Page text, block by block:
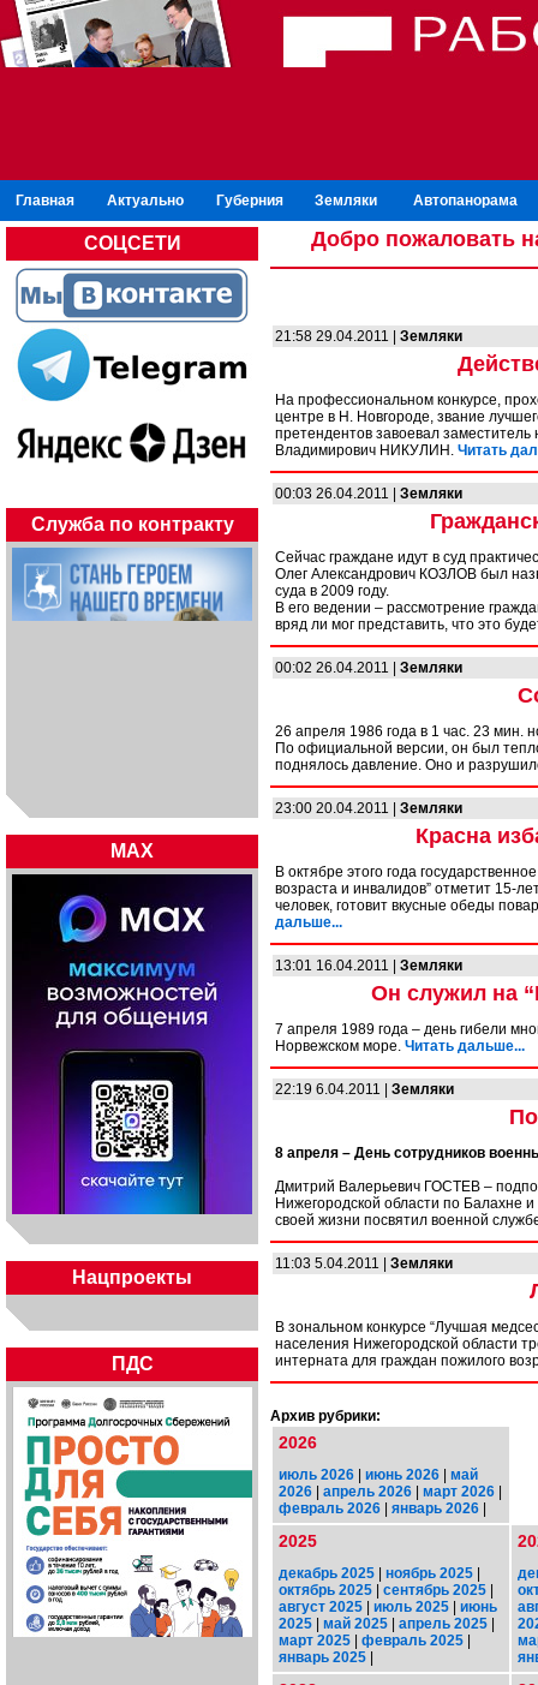
Главная Актуально Губерния Земляки Автопанорама
СОЦСЕТИ
Служба по контракту
MAX
Нацпроекты
ПДС
Добро пожаловать
21:58 29.04.2011 | Земляки
На профессиональном конкурсе,
центре в Н. Новгороде, звание
претендентов завоевал
Владимирович НИКУЛИН. Читать
00:03 26.04.2011 | Земляки
Сейчас граждане идут в суд
Олег Александрович КОЗЛОВ был
суда в 2009 году.
В его ведении – рассмотрение
вряд ли мог представить, что это
00:02 26.04.2011 | Земляки
26 апреля 1986 года в 1 час. 23 мин.
По официальной версии, он был
поднялось давление. Оно и
23:00 20.04.2011 | Земляки
Красна
В октябре этого года
возраста и инвалидов” отметит 15-
человек, готовит вкусные обеды
дальше...
13:01 16.04.2011 | Земляки
Он служил на
7 апреля 1989 года – день гибели
Норвежском море. Читать дальше...
22:19 6.04.2011 | Земляки
8 апреля – День сотрудников
Дмитрий Валерьевич ГОСТЕВ –
Нижегородской области по Балахне
своей жизни посвятил военной
11:03 5.04.2011 | Земляки
В зональном конкурсе “Лучшая
населения Нижегородской области
интерната для граждан пожилого
Архив рубрики:
2026
июль 2026 | июнь 2026 | май
2026 | апрель 2026 | март 2026 |
февраль 2026 | январь 2026 |
2025
декабрь 2025 | ноябрь 2025 |
октябрь 2025 | сентябрь 2025 |
август 2025 | июль 2025 | июнь
2025 | май 2025 | апрель 2025 |
март 2025 | февраль 2025 |
январь 2025 |